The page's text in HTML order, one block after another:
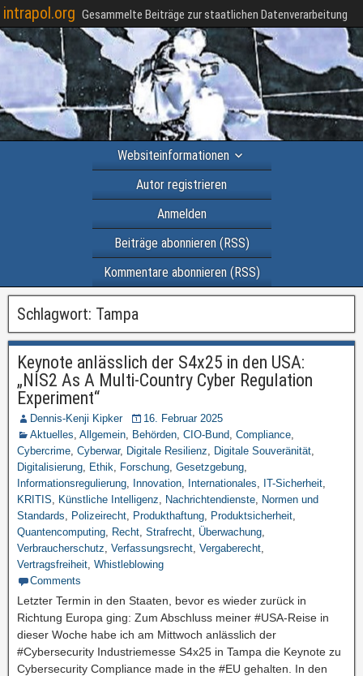
intrapol.org Gesammelte Beiträge zur staatlichen Datenverarbeitung
Websiteinformationen
Autor registrieren
Anmelden
Beiträge abonnieren (RSS)
Kommentare abonnieren (RSS)
Schlagwort: Tampa
Keynote anlässlich der S4x25 in den USA:
„NIS2 As A Multi-Country Cyber Regulation
Experiment“
Dennis-Kenji Kipker
16. Februar 2025
Aktuelles, Allgemein, Behörden, CIO-Bund, Compliance,
Cybercrime, Cyberwar, Digitale Resilienz, Digitale Souveränität,
Digitalisierung, Ethik, Forschung, Gesetzgebung,
Informationsregulierung, Innovation, Internationales, IT-Sicherheit,
KRITIS, Künstliche Intelligenz, Nachrichtendienste, Normen und
Standards, Polizeirecht, Produkthaftung, Produktsicherheit,
Quantencomputing, Recht, Strafrecht, Überwachung,
Verbraucherschutz, Verfassungsrecht, Vergaberecht,
Vertragsfreiheit, Whistleblowing
Comments
Letzter Termin in den Staaten, bevor es wieder zurück in
Richtung Europa ging: Zum Abschluss meiner #USA-Reise in
dieser Woche habe ich am Mittwoch anlässlich der
#Cybersecurity Industriemesse S4x25 in Tampa die Keynote zu
Cybersecurity Compliance made in the #EU gehalten. In den